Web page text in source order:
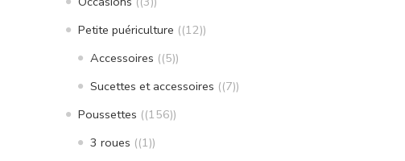
Petite puériculture (12)
Accessoires (5)
Sucettes et accessoires (7)
Poussettes (156)
3 roues (1)